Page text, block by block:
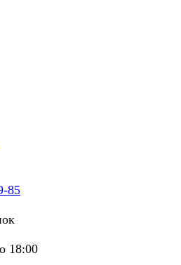
85
18:00